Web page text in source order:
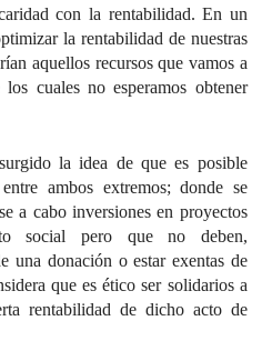
con la rentabilidad. En un
la rentabilidad de nuestras
aquellos recursos que vamos a
cuales no esperamos obtener
la idea de que es posible
ambos extremos; donde se
a cabo inversiones en proyectos
social pero que no deben,
una donación o estar exentas de
que es ético ser solidarios a
rentabilidad de dicho acto de